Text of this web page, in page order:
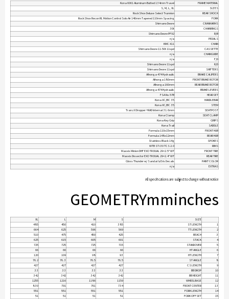
FRAME MATERIAL
Kona 6061 Aluminum Butted 134mm Travel
SIZES
S, M, L, XL
REAR SHOCK
RockShox Deluxe Select Trunnion
FORK
RockShox Recon RL Motion Control Solo Air 140mm Tapered 110mm Spacing
CRANKARMS
Shimano Deore
CHAINRINGS
30t
B/B
Shimano Deore PF92
PEDALS
n/a
CHAIN
KMC X11
CASSETTE
Shimano Deore 11-50t 11spd
CHAINGUIDE
n/a
F/D
n/a
R/D
Shimano Deore 11spd
SHIFTERS
Shimano Deore 11spd
BRAKE CALIPERS
Alhonga 474 Hydraulic
FRONT BRAKE ROTOR
Alhonga 180mm
REAR BRAKE ROTOR
Alhonga 160mm
BRAKE LEVERS
Alhonga 474 Hydraulic
HEADSET
FSA No.57B
HANDLEBAR
Kona XC/BC 35
STEM
Kona XC/BC 35
SEATPOST
TranzX Dropper +RAD Internal 31.6mm
SEAT CLAMP
Kona Clamp
GRIPS
Kona Key Grip
SADDLE
Kona Trail
FRONT HUB
Formula 110x15mm
REAR HUB
Formula 148x12mm
SPOKES
Stainless Black 14g
RIMS
WTB ST i30 TCS 2.0
FRONT TIRE
Maxxis Minion DHF EXO TR DUAL 29×2.5" WT
REAR TIRE
Maxxis Dissector EXO TR DUAL 29×2.4" WT
PAINT COLOR
Gloss Thunder w/ Sandal & Eris Decals
EXTRAS
n/a
All specifications are subject to change without notice
GEOMETRYmminches
SIZE
S
M
L
XL
1
ST LENGTH
385
410
450
485
2
TT LENGTH
569
596
625
664
3
REACH
425
450
475
510
4
STACK
601
605
615
625
5
STANDOVER
715
725
725
725
6
HT ANGLE
66
66
66
66
7
HT LENGTH
93
98
109
120
8
ST ANGLE
76.5
76.5
76.3
76.2
9
CS LENGTH
427
427
427
427
10
BB DROP
33
33
33
33
11
BB HEIGHT
342
342
342
342
12
WHEELBASE
1159
1186
1216
1255
13
FRONT CENTER
734
761
791
830
14
FORK LENGTH
551
551
551
551
15
FORK OFFSET
51
51
51
51